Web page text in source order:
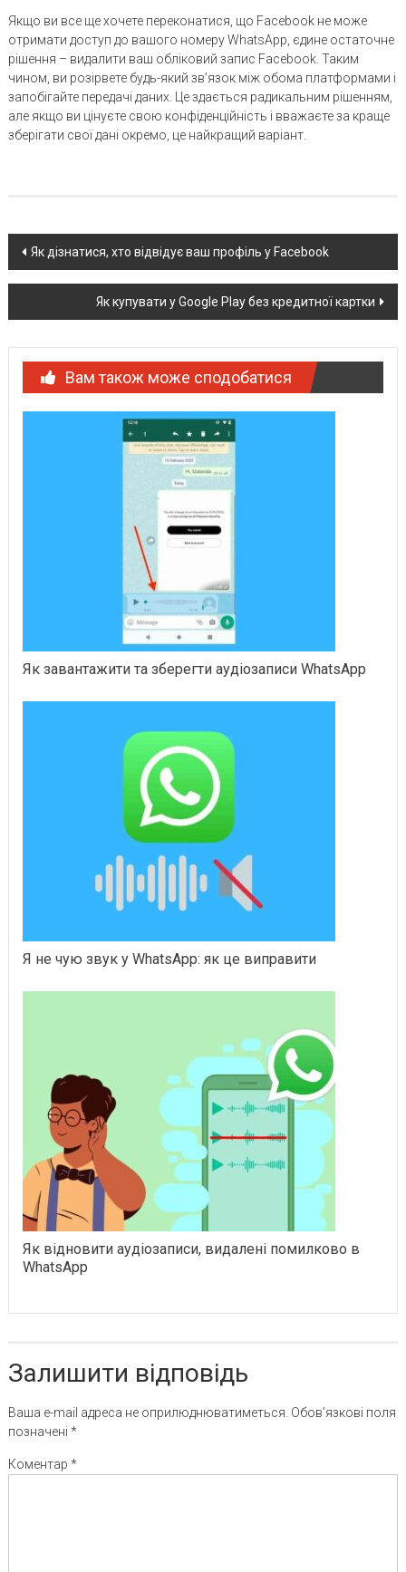
Якщо ви все ще хочете переконатися, що Facebook не може
отримати доступ до вашого номеру WhatsApp, єдине остаточне
рішення – видалити ваш обліковий запис Facebook. Таким
чином, ви розірвете будь-який зв’язок між обома платформами і
запобігайте передачі даних. Це здається радикальним рішенням,
але якщо ви цінуєте свою конфіденційність і вважаєте за краще
зберігати свої дані окремо, це найкращий варіант.
Post
navigation
Як дізнатися, хто відвідує ваш профіль у Facebook
Як купувати у Google Play без кредитної картки
Вам також може сподобатися
Як завантажити та зберегти аудіозаписи WhatsApp
Я не чую звук у WhatsApp: як це виправити
Як відновити аудіозаписи, видалені помилково в
WhatsApp
Залишити відповідь
Ваша e-mail адреса не оприлюднюватиметься. Обов’язкові поля
позначені *
Коментар *